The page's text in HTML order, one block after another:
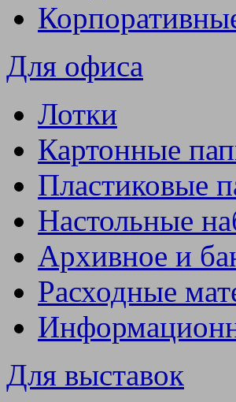
Для офиса
Лотки
Картонные
Пластиковые
Настольные
Архивное и
Расходные
Для выставок